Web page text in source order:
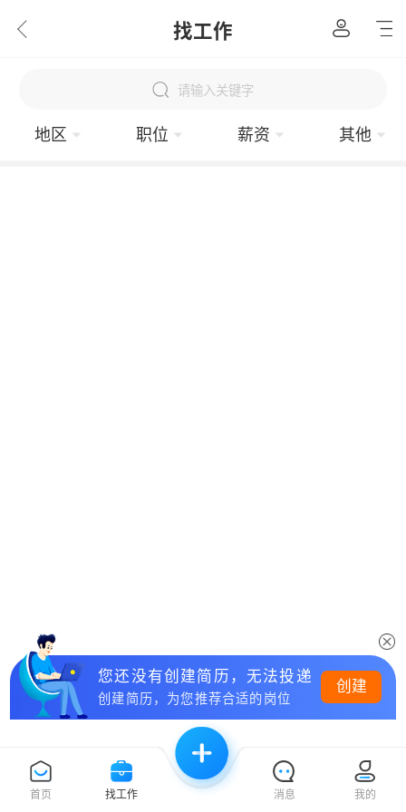
找工作
请输入关键字
地区 职位 薪资 其他
首页 找工作 消息 我的
您还没有创建简历，无法投递
创建简历，为您推荐合适的岗位
创建